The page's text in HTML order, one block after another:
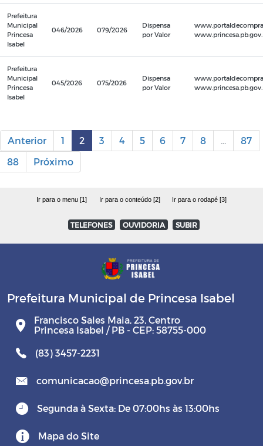
Prefeitura
Municipal
Princesa
Isabel
046/2026 079/2026
Dispensa
por Valor
Prefeitura
Municipal
Princesa
Isabel
045/2026 075/2026
Dispensa
por Valor
Anterior 1 2 3 4 5 6 7 8
87
88
Próximo
Ir para o menu [1] Ir para o conteúdo [2] Ir para o rodapé [3]
TELEFONES OUVIDORIA SUBIR
Prefeitura Municipal de Princesa Isabel
Francisco Sales Maia, 23, Centro
Princesa Isabel / PB - CEP: 58755-000
(83) 3457-2231
comunicacao@princesa.pb.gov.br
Segunda à Sexta: De 07:00hs às 13:00hs
Mapa do Site